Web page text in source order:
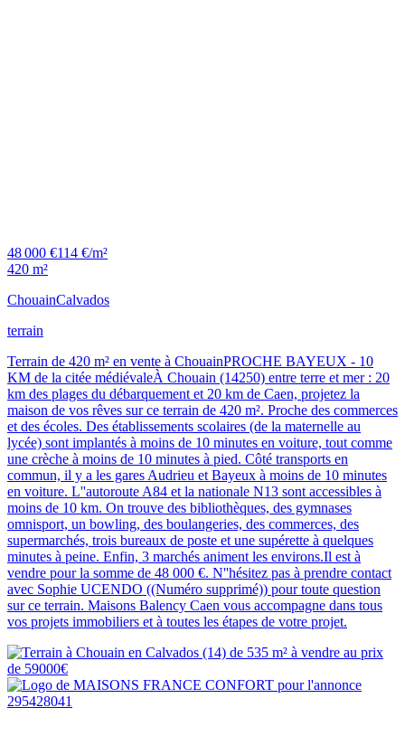
48 000 €114 €/m²
420 m²
ChouainCalvados
terrain
Terrain de 420 m² en vente à ChouainPROCHE BAYEUX - 10
KM de la citée médiévaleÀ Chouain (14250) entre terre et mer : 20
km des plages du débarquement et 20 km de Caen, projetez la
maison de vos rêves sur ce terrain de 420 m². Proche des commerces
et des écoles. Des établissements scolaires (de la maternelle au
lycée) sont implantés à moins de 10 minutes en voiture, tout comme
une crèche à moins de 10 minutes à pied. Côté transports en
commun, il y a les gares Audrieu et Bayeux à moins de 10 minutes
en voiture. L''autoroute A84 et la nationale N13 sont accessibles à
moins de 10 km. On trouve des bibliothèques, des gymnases
omnisport, un bowling, des boulangeries, des commerces, des
supermarchés, trois bureaux de poste et une supérette à quelques
minutes à peine. Enfin, 3 marchés animent les environs.Il est à
vendre pour la somme de 48 000 €. N''hésitez pas à prendre contact
avec Sophie UCENDO ((Numéro supprimé)) pour toute question
sur ce terrain. Maisons Balency Caen vous accompagne dans tous
vos projets immobiliers et à toutes les étapes de votre projet.